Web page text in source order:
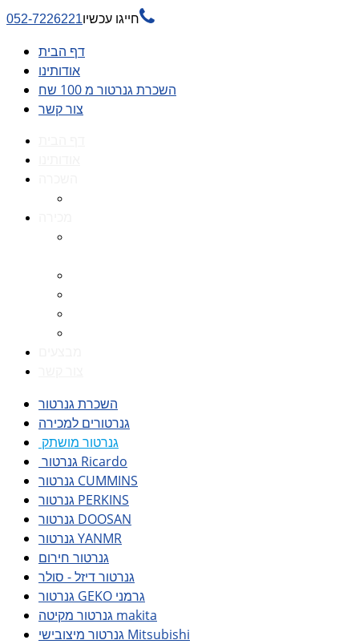
חייגו עכשיו052-7226221 
דף הבית
אודותינו
השכרת גנרטור מ 100 שח
צור קשר
השכרת גנרטור
גנרטורים למכירה
גנרטור מושתק
גנרטור Ricardo
גנרטור CUMMINS
גנרטור PERKINS
גנרטור DOOSAN
גנרטור YANMR
גנרטור חירום
גנרטור דיזל - סולר
גנרטור GEKO גרמני
גנרטור מקיטה makita
גנרטור מיצובישי Mitsubishi